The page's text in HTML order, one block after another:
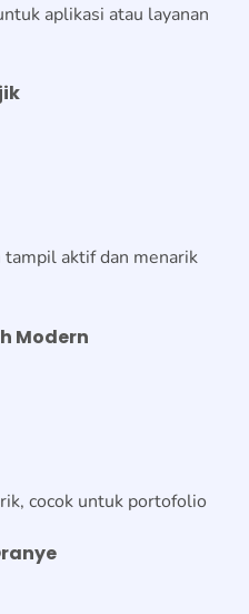
aplikasi atau layanan
tampil aktif dan menarik
Modern
cocok untuk portofolio